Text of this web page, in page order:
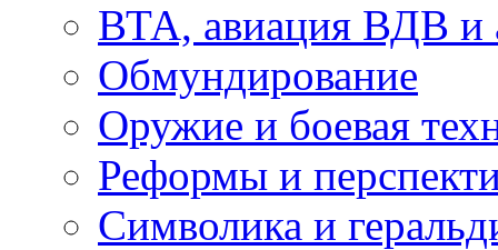
ВТА, авиация ВДВ и
Обмундирование
Оружие и боевая
Реформы и
Символика и